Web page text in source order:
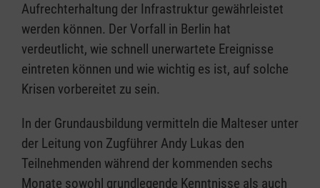
Aufrechterhaltung der Infrastruktur gewährleistet
werden können. Der Vorfall in Berlin hat
verdeutlicht, wie schnell unerwartete Ereignisse
eintreten können und wie wichtig es ist, auf solche
Krisen vorbereitet zu sein.
In der Grundausbildung vermitteln die Malteser unter
der Leitung von Zugführer Andy Lukas den
Teilnehmenden während der kommenden sechs
Monate sowohl grundlegende Kenntnisse als auch